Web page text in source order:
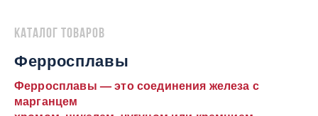
Каталог товаров
Ферросплавы
Ферросплавы — это соединения железа с
марганцем